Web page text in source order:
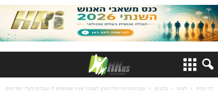
דף הבית דעות בלוגים עקרונות הניהול הנכון למנהל צעיר שכפיפים לו עובדים בעלי יותר ותק